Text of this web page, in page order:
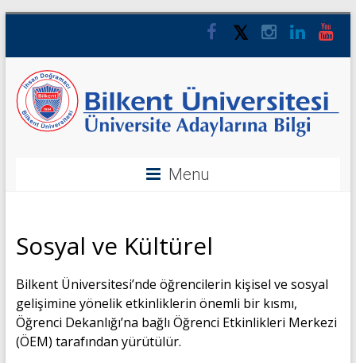
Menu
Sosyal ve Kültürel
Bilkent Üniversitesi’nde öğrencilerin kişisel ve sosyal
gelişimine yönelik etkinliklerin önemli bir kısmı,
Öğrenci Dekanlığı’na bağlı Öğrenci Etkinlikleri Merkezi
(ÖEM) tarafından yürütülür.